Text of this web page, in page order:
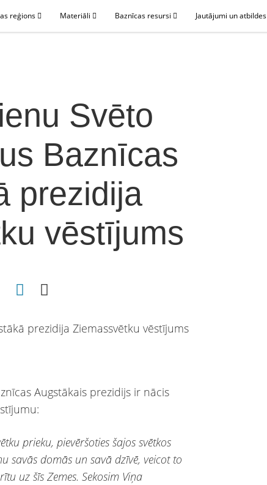
reģions Materiāli Baznīcas resursi Jautājumi un atbildes
Svēto
Baznīcas
prezidija
vēstījums
Augstākais prezidijs ir nācis
prieku, pievēršoties šajos svētkos
savās domās un savā dzīvē, veicot to
uz šīs Zemes. Sekosim Viņa